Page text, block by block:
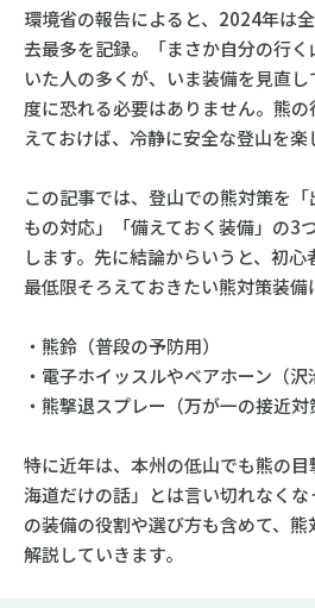
環境省の報告によると、2024年は
去最多を記録。「まさか自分の行
いた人の多くが、いま装備を見直
度に恐れる必要はありません。熊
えておけば、冷静に安全な登山を楽
この記事では、登山での熊対策を
もの対応」「備えておく装備」の3
します。先に結論からいうと、初
最低限そろえておきたい熊対策装備
・熊鈴（普段の予防用）
・電子ホイッスルやベアホーン（沢
・熊撃退スプレー（万が一の接近対
特に近年は、本州の低山でも熊の
海道だけの話」とは言い切れなく
の装備の役割や選び方も含めて、熊
解説していきます。